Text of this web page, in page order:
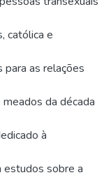
católica e
para as relações
da década
à
estudos sobre a